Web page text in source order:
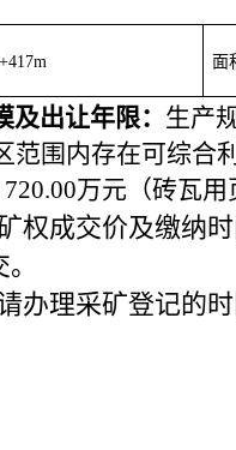
面
及出让年限： 生产
范围内存在可综合
720.00万元（砖瓦用
权成交价及缴纳
办理采矿登记的